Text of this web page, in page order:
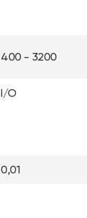
400 - 3200
I/O
0,01